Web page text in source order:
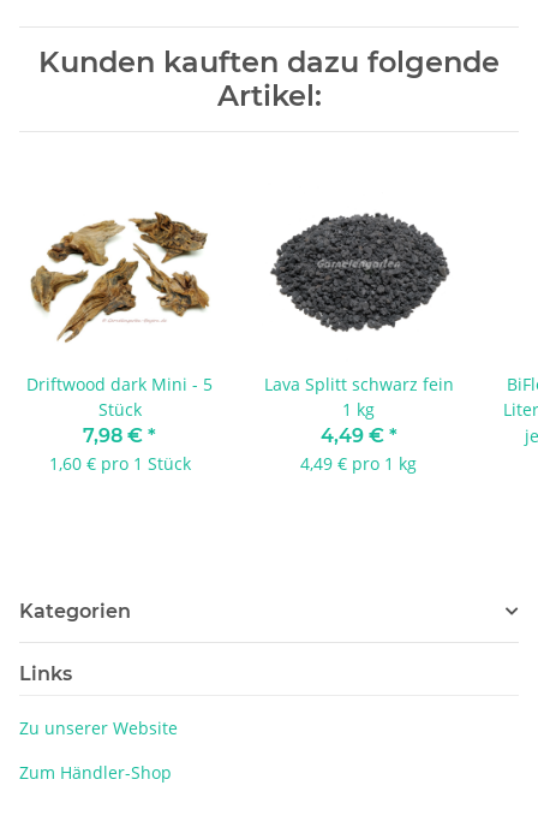
Kunden kauften dazu folgende
Artikel:
Driftwood dark Mini - 5
Stück
7,98 € *
1,60 € pro 1 Stück
Lava Splitt schwarz fein
1 kg
4,49 € *
4,49 € pro 1 kg
Kategorien
Links
Zu unserer Website
Zum Händler-Shop